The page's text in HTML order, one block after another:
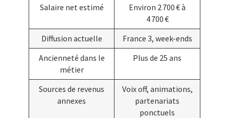
Salaire net estimé
Environ 2 700 € à
4 700 €
Diffusion actuelle
France 3, week-ends
Ancienneté dans le
métier
Plus de 25 ans
Sources de revenus
annexes
Voix off, animations,
partenariats
ponctuels